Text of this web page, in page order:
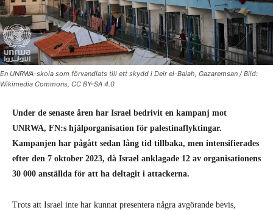
En UNRWA-skola som förvandlats till ett skydd i Deir el-Balah, Gazaremsan / Bild:
Wikimedia Commons, CC BY-SA 4.0
Under de senaste åren har Israel bedrivit en kampanj mot
UNRWA, FN:s hjälporganisation för palestinaflyktingar.
Kampanjen har pågått sedan lång tid tillbaka, men intensifierades
efter den 7 oktober 2023, då Israel anklagade 12 av organisationens
30 000 anställda för att ha deltagit i attackerna.
Trots att Israel inte har kunnat presentera några avgörande bevis,